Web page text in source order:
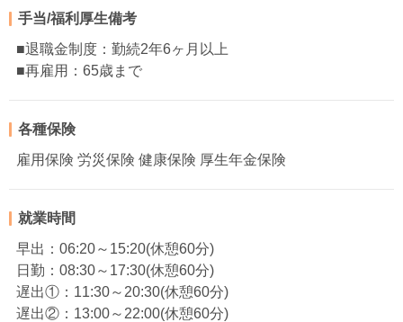
手当/福利厚生備考
■退職金制度：勤続2年6ヶ月以上
■再雇用：65歳まで
各種保険
雇用保険 労災保険 健康保険 厚生年金保険
就業時間
早出：06:20～15:20(休憩60分)
日勤：08:30～17:30(休憩60分)
遅出①：11:30～20:30(休憩60分)
遅出②：13:00～22:00(休憩60分)